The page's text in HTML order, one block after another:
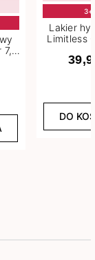
7,2
Lakier
Limitless
DO